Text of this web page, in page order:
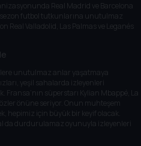
Real Madrid ve Barcelona
sezon futbol tutkunlarına unutulmaz
Real Valladolid, Las Palmas ve Leganés
unutulmaz anlar yaşatmaya
yeşil sahalarda izleyenleri
süperstarı Kylian Mbappé, La
önüne seriyor. Onun muhteşem
hepimiz için büyük bir keyif olacak.
da durdurulamaz oyunuyla izleyenleri